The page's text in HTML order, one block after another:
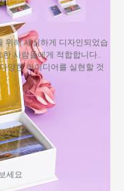
위해 세심하게 디자인되었습
사람들에게 적합합니다..
양한 아이디어를 실현할 것
세요